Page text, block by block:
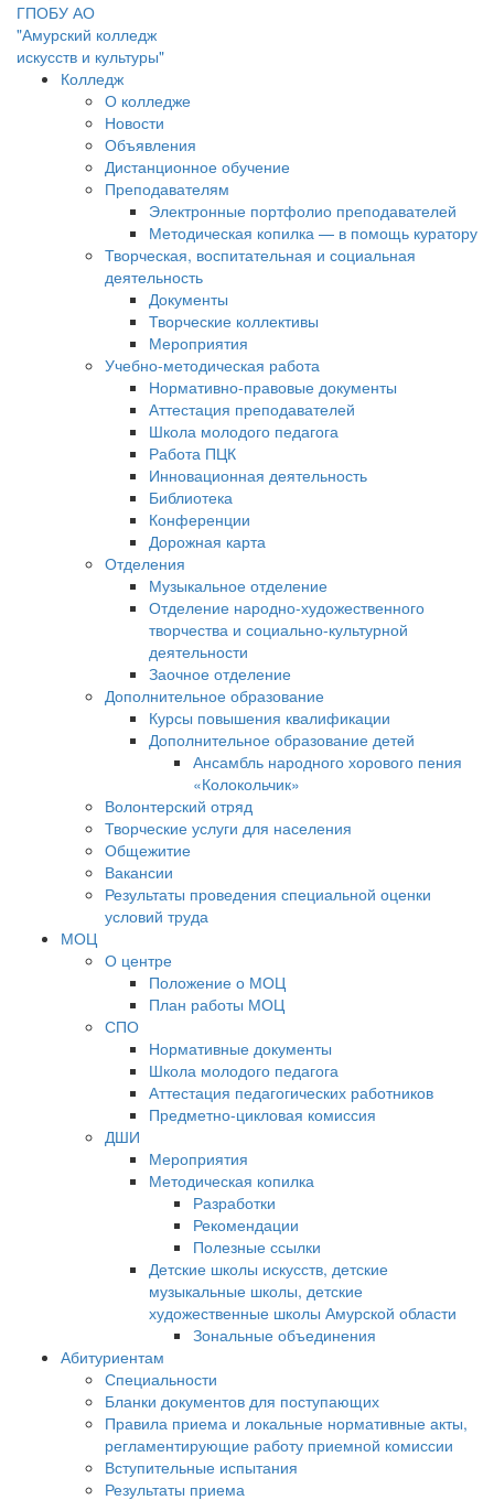
ГПОБУ АО
"Амурский колледж
искусств и культуры"
Колледж
О колледже
Новости
Объявления
Дистанционное обучение
Преподавателям
Электронные портфолио преподавателей
Методическая копилка — в помощь куратору
Творческая, воспитательная и социальная
деятельность
Документы
Творческие коллективы
Мероприятия
Учебно-методическая работа
Нормативно-правовые документы
Аттестация преподавателей
Школа молодого педагога
Работа ПЦК
Инновационная деятельность
Библиотека
Конференции
Дорожная карта
Отделения
Музыкальное отделение
Отделение народно-художественного
творчества и социально-культурной
деятельности
Заочное отделение
Дополнительное образование
Курсы повышения квалификации
Дополнительное образование детей
Ансамбль народного хорового пения
«Колокольчик»
Волонтерский отряд
Творческие услуги для населения
Общежитие
Вакансии
Результаты проведения специальной оценки
условий труда
МОЦ
О центре
Положение о МОЦ
План работы МОЦ
СПО
Нормативные документы
Школа молодого педагога
Аттестация педагогических работников
Предметно-цикловая комиссия
ДШИ
Мероприятия
Методическая копилка
Разработки
Рекомендации
Полезные ссылки
Детские школы искусств, детские
музыкальные школы, детские
художественные школы Амурской области
Зональные объединения
Абитуриентам
Специальности
Бланки документов для поступающих
Правила приема и локальные нормативные акты,
регламентирующие работу приемной комиссии
Вступительные испытания
Результаты приема